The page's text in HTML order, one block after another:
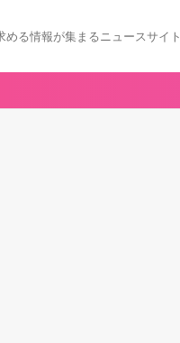
る情報が集まるニュースサイト